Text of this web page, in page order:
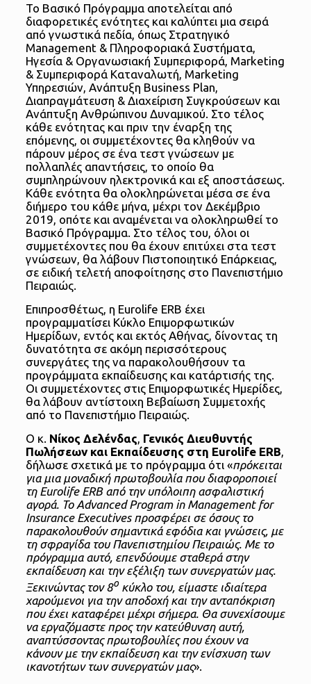
Το Βασικό Πρόγραμμα αποτελείται από
διαφορετικές ενότητες και καλύπτει μια σειρά
από γνωστικά πεδία, όπως Στρατηγικό
Management & Πληροφοριακά Συστήματα,
Ηγεσία & Οργανωσιακή Συμπεριφορά, Marketing
& Συμπεριφορά Καταναλωτή, Marketing
Υπηρεσιών, Ανάπτυξη Business Plan,
Διαπραγμάτευση & Διαχείριση Συγκρούσεων και
Ανάπτυξη Ανθρώπινου Δυναμικού. Στο τέλος
κάθε ενότητας και πριν την έναρξη της
επόμενης, οι συμμετέχοντες θα κληθούν να
πάρουν μέρος σε ένα τεστ γνώσεων με
πολλαπλές απαντήσεις, το οποίο θα
συμπληρώνουν ηλεκτρονικά και εξ αποστάσεως.
Κάθε ενότητα θα ολοκληρώνεται μέσα σε ένα
διήμερο του κάθε μήνα, μέχρι τον Δεκέμβριο
2019, οπότε και αναμένεται να ολοκληρωθεί το
Βασικό Πρόγραμμα. Στο τέλος του, όλοι οι
συμμετέχοντες που θα έχουν επιτύχει στα τεστ
γνώσεων, θα λάβουν Πιστοποιητικό Επάρκειας,
σε ειδική τελετή αποφοίτησης στο Πανεπιστήμιο
Πειραιώς.
Επιπροσθέτως, η Eurolife ERB έχει
προγραμματίσει Κύκλο Επιμορφωτικών
Ημερίδων, εντός και εκτός Αθήνας, δίνοντας τη
δυνατότητα σε ακόμη περισσότερους
συνεργάτες της να παρακολουθήσουν τα
προγράμματα εκπαίδευσης και κατάρτισής της.
Οι συμμετέχοντες στις Επιμορφωτικές Ημερίδες,
θα λάβουν αντίστοιχη Βεβαίωση Συμμετοχής
από το Πανεπιστήμιο Πειραιώς.
Ο κ. Νίκος Δελένδας, Γενικός Διευθυντής
Πωλήσεων και Εκπαίδευσης στη Eurolife ERB,
δήλωσε σχετικά με το πρόγραμμα ότι «πρόκειται
για μια μοναδική πρωτοβουλία που διαφοροποιεί
τη Eurolife ERB από την υπόλοιπη ασφαλιστική
αγορά. Το Advanced Program in Management for
Insurance Executives προσφέρει σε όσους το
παρακολουθούν σημαντικά εφόδια και γνώσεις, με
τη σφραγίδα του Πανεπιστημίου Πειραιώς. Με το
πρόγραμμα αυτό, επενδύουμε σταθερά στην
εκπαίδευση και την εξέλιξη των συνεργατών μας.
Ξεκινώντας τον 8οκύκλο του, είμαστε ιδιαίτερα
χαρούμενοι για την αποδοχή και την ανταπόκριση
που έχει καταφέρει μέχρι σήμερα. Θα συνεχίσουμε
να εργαζόμαστε προς την κατεύθυνση αυτή,
αναπτύσσοντας πρωτοβουλίες που έχουν να
κάνουν με την εκπαίδευση και την ενίσχυση των
ικανοτήτων των συνεργατών μας».